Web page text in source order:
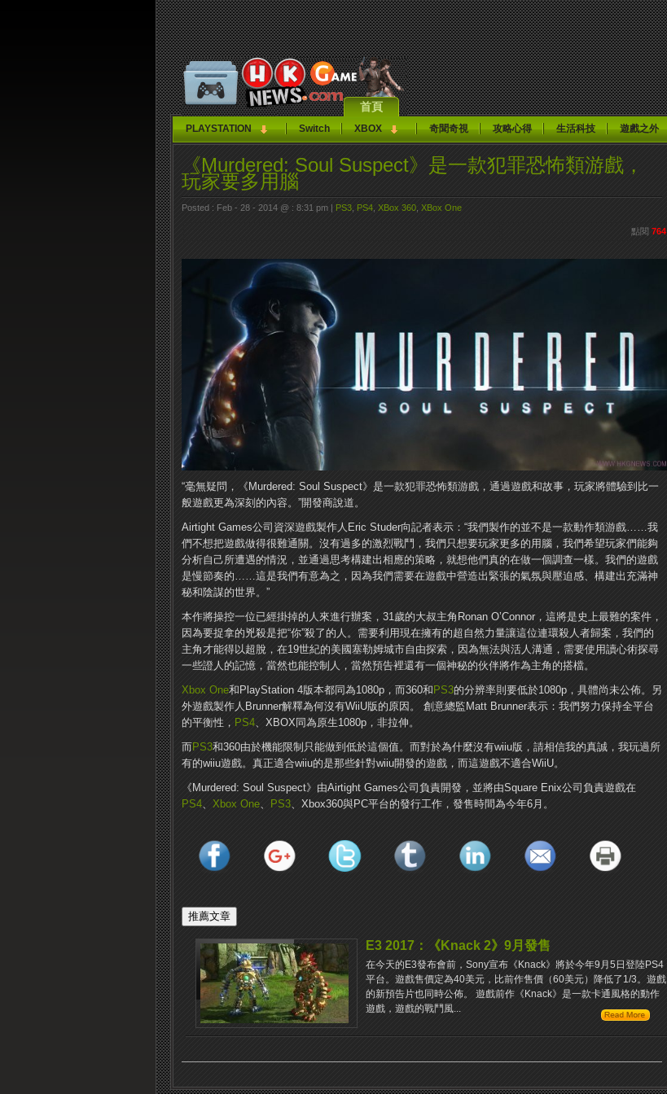
首頁
PLAYSTATION Switch XBOX 奇聞奇視 攻略心得 生活科技 遊戲之外
《Murdered: Soul Suspect》是一款犯罪恐怖類游戲，
玩家要多用腦
Posted : Feb - 28 - 2014 @ : 8:31 pm | PS3 PS4 XBox 360 XBox One
點閱 764
“毫無疑問，《Murdered: Soul Suspect》是一款犯罪恐怖類游戲，通過遊戲和故事，玩家將體驗到比一
般遊戲更為深刻的內容。”開發商說道。
Airtight Games公司資深遊戲製作人Eric Studer向記者表示：“我們製作的並不是一款動作類游戲……我
們不想把遊戲做得很難通關。沒有過多的激烈戰鬥，我們只想要玩家更多的用腦，我們希望玩家們能夠
分析自己所遭遇的情況，並通過思考構建出相應的策略，就想他們真的在做一個調查一樣。我們的遊戲
是慢節奏的……這是我們有意為之，因為我們需要在遊戲中營造出緊張的氣氛與壓迫感、構建出充滿神
秘和陰謀的世界。”
本作將操控一位已經掛掉的人來進行辦案，31歲的大叔主角Ronan O’Connor，這將是史上最難的案件，
因為要捉拿的兇殺是把“你”殺了的人。 需要利用現在擁有的超自然力量讓這位連環殺人者歸案，我們的
主角才能得以超脫，在19世紀的美國塞勒姆城市自由探索，因為無法與活人溝通，需要使用讀心術探尋
一些證人的記憶，當然也能控制人，當然預告裡還有一個神秘的伙伴將作為主角的搭檔。
Xbox One和PlayStation 4版本都同為1080p，而360和 PS3的分辨率則要低於1080p，具體尚未公佈。
另
外遊戲製作人Brunner解釋為何沒有WiiU版的原因。
創意總監Matt Brunner表示：我們努力保持全平台
的平衡性， PS4、XBOX同為原生1080p，非拉伸。
而PS3和360由於機能限制只能做到低於這個值。 而對於為什麼沒有wiiu版，請相信我的真誠，我玩過所
有的wiiu遊戲。 真正適合wiiu的是那些針對wiiu開發的遊戲，而這遊戲不適合WiiU。
《Murdered: Soul Suspect》由Airtight Games公司負責開發，並將由Square Enix公司負責遊戲在
PS4、 Xbox One、 PS3、Xbox360與PC平台的發行工作，發售時間為今年6月。
E3 2017：《Knack 2》9月發售
在今天的E3發布會前，Sony宣布《Knack》將於今年9月5日登陸PS4
平台。遊戲售價定為40美元，比前作售價（60美元）降低了1/3。遊戲
的新預告片也同時公佈。 遊戲前作《Knack》是一款卡通風格的動作
遊戲，遊戲的戰鬥風...